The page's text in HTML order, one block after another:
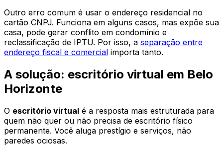
Outro erro comum é usar o endereço residencial no
cartão CNPJ. Funciona em alguns casos, mas expõe sua
casa, pode gerar conflito em condomínio e
reclassificação de IPTU. Por isso, a separação entre
endereço fiscal e comercial importa tanto.
A solução: escritório virtual em Belo
Horizonte
O escritório virtual é a resposta mais estruturada para
quem não quer ou não precisa de escritório físico
permanente. Você aluga prestígio e serviços, não
paredes ociosas.